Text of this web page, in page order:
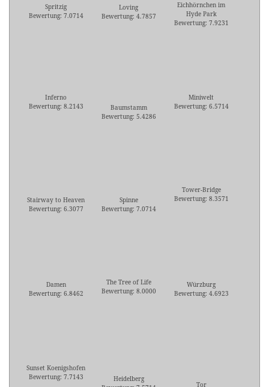
Spritzig
Bewertung: 7.0714
Loving
Bewertung: 4.7857
Eichhörnchen im
Hyde Park
Bewertung: 7.9231
Inferno
Bewertung: 8.2143
Baumstamm
Bewertung: 5.4286
Miniwelt
Bewertung: 6.5714
Stairway to Heaven
Bewertung: 6.3077
Spinne
Bewertung: 7.0714
Tower-Bridge
Bewertung: 8.3571
Damen
Bewertung: 6.8462
The Tree of Life
Bewertung: 8.0000
Würzburg
Bewertung: 4.6923
Sunset Koenigshofen
Bewertung: 7.7143
Heidelberg
Tor